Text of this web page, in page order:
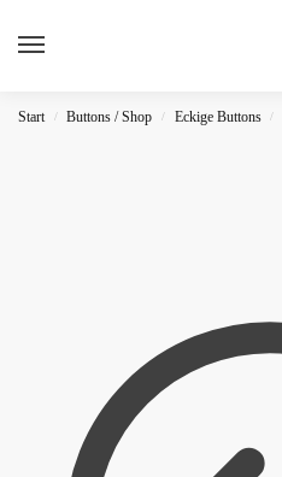
Start / Buttons / Shop / Eckige Buttons /